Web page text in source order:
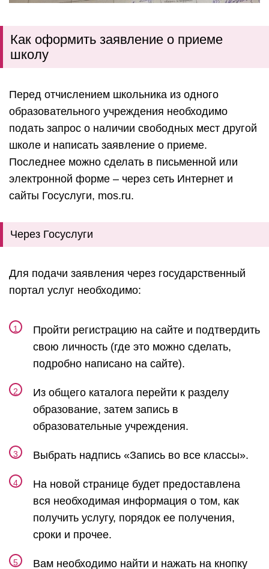
Как оформить заявление о приеме
школу
Перед отчислением школьника из одного
образовательного учреждения необходимо
подать запрос о наличии свободных мест другой
школе и написать заявление о приеме.
Последнее можно сделать в письменной или
электронной форме – через сеть Интернет и
сайты Госуслуги, mos.ru.
Через Госуслуги
Для подачи заявления через государственный
портал услуг необходимо:
Пройти регистрацию на сайте и подтвердить
свою личность (где это можно сделать,
подробно написано на сайте).
Из общего каталога перейти к разделу
образование, затем запись в
образовательные учреждения.
Выбрать надпись «Запись во все классы».
На новой странице будет предоставлена
вся необходимая информация о том, как
получить услугу, порядок ее получения,
сроки и прочее.
Вам необходимо найти и нажать на кнопку